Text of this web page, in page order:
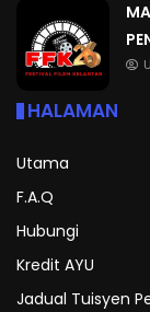
HALAMAN
Utama
F.A.Q
Hubungi
Kredit AYU
Jadual Tuisyen